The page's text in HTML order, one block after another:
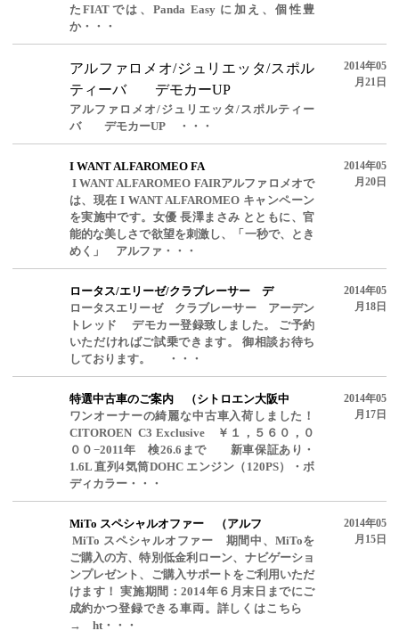
たFIATでは、Panda Easy に加え、個性豊
か・・・
アルファロメオ/ジュリエッタ/スポル
ティーバ デモカーUP
アルファロメオ/ジュリエッタ/スポルティー
バ デモカーUP ・・・
2014年05
月21日
I WANT ALFAROMEO FA
I WANT ALFAROMEO FAIRアルファロメオで
は、現在 I WANT ALFAROMEO キャンペーン
を実施中です。女優 長澤まさみ とともに、官
能的な美しさで欲望を刺激し、「一秒で、とき
めく」 アルファ・・・
2014年05
月20日
ロータス/エリーゼ/クラブレーサー デ
ロータスエリーゼ クラブレーサー アーデン
トレッド デモカー登録致しました。 ご予約
いただければご試乗できます。 御相談お待ち
しております。 ・・・
2014年05
月18日
特選中古車のご案内 （シトロエン大阪中
ワンオーナーの綺麗な中古車入荷しました！
CITOROEN C3 Exclusive ￥１，５６０，０
００−2011年 検26.6まで 新車保証あり・
1.6L 直列4気筒DOHC エンジン（120PS）・ボ
ディカラー・・・
2014年05
月17日
MiTo スペシャルオファー （アルフ
MiTo スペシャルオファー 期間中、MiToを
ご購入の方、特別低金利ローン、ナビゲーショ
ンプレゼント、ご購入サポートをご利用いただ
けます！ 実施期間：2014年６月末日までにご
成約かつ登録できる車両。詳しくはこちら
→ ht・・・
2014年05
月15日